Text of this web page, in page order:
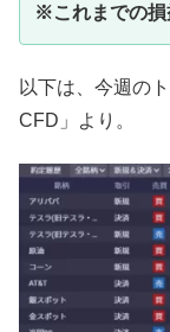
※これまでの損
以下は、今週の
CFD」より。